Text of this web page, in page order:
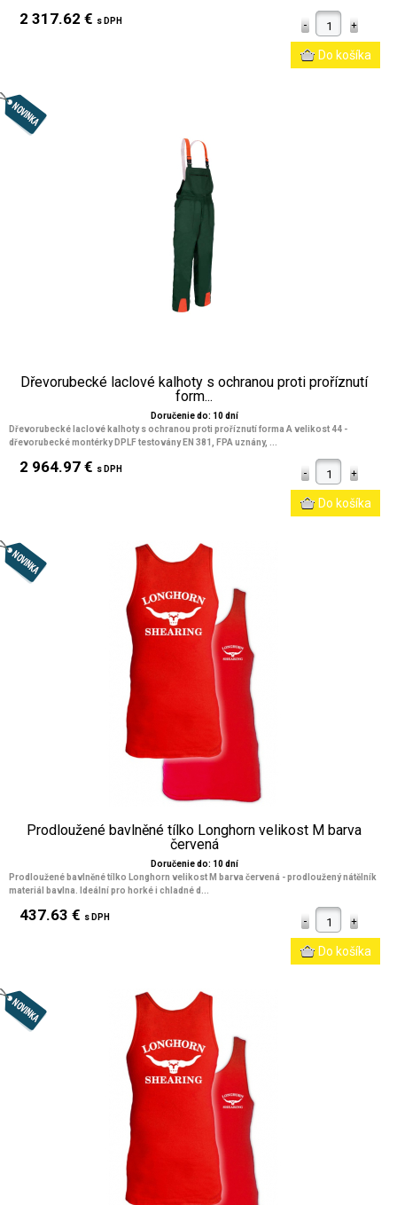
2 317.62 € s DPH
Dřevorubecké laclové kalhoty s ochranou proti proříznutí
form...
Doručenie do: 10 dní
Dřevorubecké laclové kalhoty s ochranou proti proříznutí forma A velikost 44 -
dřevorubecké montérky DPLF testovány EN 381, FPA uznány, ...
2 964.97 € s DPH
Prodloužené bavlněné tílko Longhorn velikost M barva
červená
Doručenie do: 10 dní
Prodloužené bavlněné tílko Longhorn velikost M barva červená - prodloužený nátělník
materiál bavlna. Ideální pro horké i chladné d...
437.63 € s DPH